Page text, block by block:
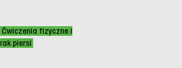
Ćwiczenia fizyczne i
rak piersi